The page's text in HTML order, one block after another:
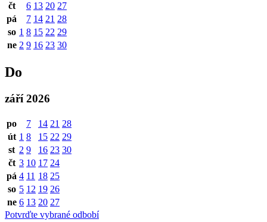
čt
6 13 20 27
pá
7 14 21 28
so 1 8 15 22 29
ne 2 9 16 23 30
Do
září 2026
po 7 14 21 28
út 1 8 15 22 29
st 2 9 16 23 30
čt 3 10 17 24
pá 4 11 18 25
so 5 12 19 26
ne 6 13 20 27
Potvrďte vybrané odbobí